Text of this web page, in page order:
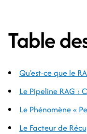
Table
Qu'est-ce que le
Le Pipeline RAG :
Le Phénomène «
Le Facteur de